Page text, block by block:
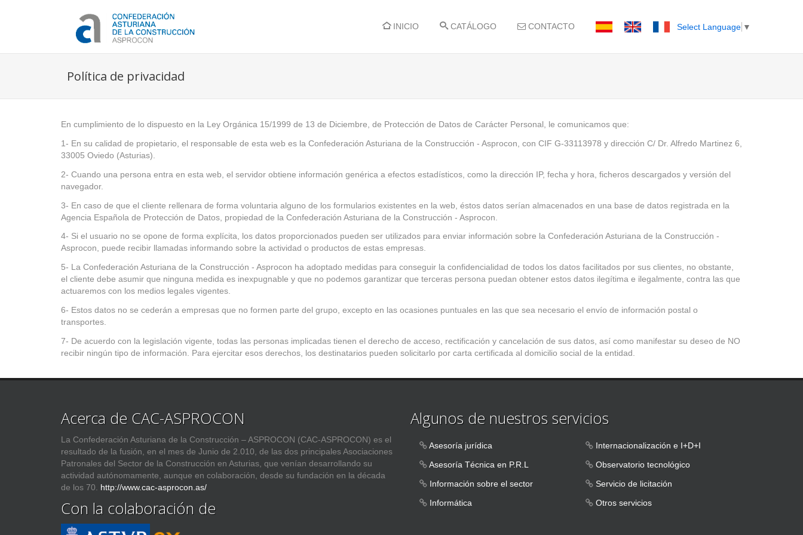
INICIO CATÁLOGO CONTACTO Select Language ▼
Política de privacidad
En cumplimiento de lo dispuesto en la Ley Orgánica 15/1999 de 13 de Diciembre, de Protección de Datos de Carácter Personal, le comunicamos que:
1- En su calidad de propietario, el responsable de esta web es la Confederación Asturiana de la Construcción - Asprocon, con CIF G-33113978 y dirección C/ Dr. Alfredo Martinez 6,
33005 Oviedo (Asturias).
2- Cuando una persona entra en esta web, el servidor obtiene información genérica a efectos estadísticos, como la dirección IP, fecha y hora, ficheros descargados y versión del
navegador.
3- En caso de que el cliente rellenara de forma voluntaria alguno de los formularios existentes en la web, éstos datos serían almacenados en una base de datos registrada en la
Agencia Española de Protección de Datos, propiedad de la Confederación Asturiana de la Construcción - Asprocon.
4- Si el usuario no se opone de forma explícita, los datos proporcionados pueden ser utilizados para enviar información sobre la Confederación Asturiana de la Construcción -
Asprocon, puede recibir llamadas informando sobre la actividad o productos de estas empresas.
5- La Confederación Asturiana de la Construcción - Asprocon ha adoptado medidas para conseguir la confidencialidad de todos los datos facilitados por sus clientes, no obstante,
el cliente debe asumir que ninguna medida es inexpugnable y que no podemos garantizar que terceras persona puedan obtener estos datos ilegítima e ilegalmente, contra las que
actuaremos con los medios legales vigentes.
6- Estos datos no se cederán a empresas que no formen parte del grupo, excepto en las ocasiones puntuales en las que sea necesario el envío de información postal o
transportes.
7- De acuerdo con la legislación vigente, todas las personas implicadas tienen el derecho de acceso, rectificación y cancelación de sus datos, así como manifestar su deseo de NO
recibir ningún tipo de información. Para ejercitar esos derechos, los destinatarios pueden solicitarlo por carta certificada al domicilio social de la entidad.
Acerca de CAC-ASPROCON
La Confederación Asturiana de la Construcción – ASPROCON (CAC-ASPROCON) es el
resultado de la fusión, en el mes de Junio de 2.010, de las dos principales Asociaciones
Patronales del Sector de la Construcción en Asturias, que venían desarrollando su
actividad autónomamente, aunque en colaboración, desde su fundación en la década
de los 70. http://www.cac-asprocon.as/
Con la colaboración de
Algunos de nuestros servicios
Asesoría jurídica
Asesoría Técnica en P.R.L
Información sobre el sector
Informática
Internacionalización e I+D+I
Observatorio tecnológico
Servicio de licitación
Otros servicios